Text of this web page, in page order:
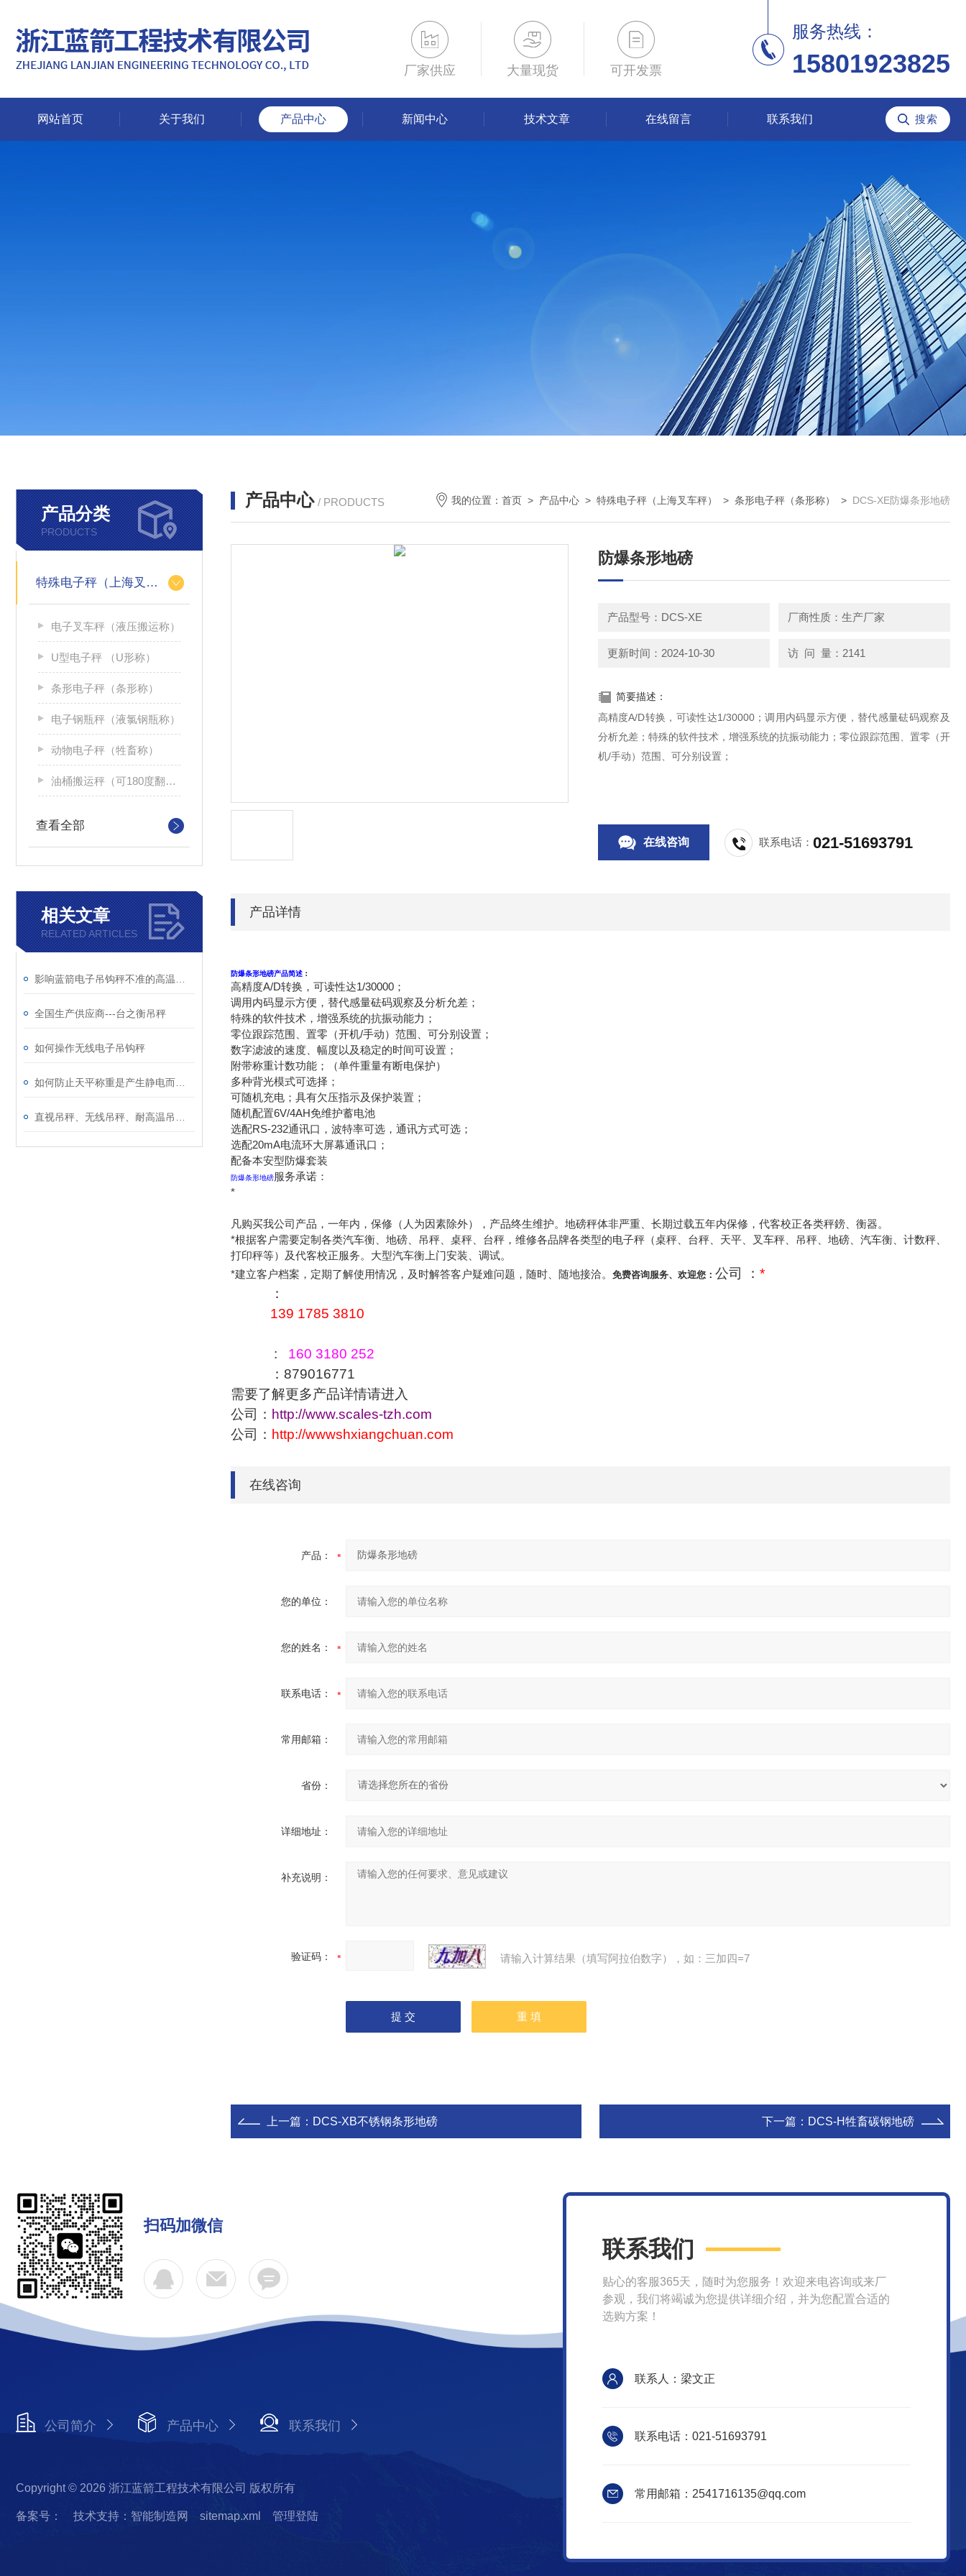
厂家供应 大量现货 可开发票
服务热线：
15801923825
网站首页 关于我们 产品中心 新闻中心 技术文章 在线留言 联系我们
产品分类
PRODUCTS
特殊电子秤（上海叉车秤）
电子叉车秤（液压搬运称）
U型电子秤 （U形称）
条形电子秤（条形称）
电子钢瓶秤（液氯钢瓶称）
动物电子秤（牲畜称）
油桶搬运秤（可180度翻转）
查看全部
相关文章
RELATED ARTICLES
全国生产供应商---台之衡吊秤
如何操作无线电子吊钩秤
产品中心 / PRODUCTS 我的位置： 首页 > 产品中心 > 特殊电子秤（上海叉车秤） > 条形电子秤（条形称） > DCS-XE防爆条形地磅
防爆条形地磅
产品型号：DCS-XE 厂商性质：生产厂家
更新时间：2024-10-30 访 问 量：2141
简要描述：
高精度A/D转换，可读性达1/30000；调用内码显示方便，替代感量砝码观察及
分析允差；特殊的软件技术，增强系统的抗振动能力；零位跟踪范围、置零（开
机/手动）范围、可分别设置；
在线咨询 联系电话：021-51693791
产品详情
防爆条形地磅产品简述 ：
高精度A/D转换，可读性达1/30000 ；
调用内码显示方便，替代感量砝码观察及分析允差；
特殊的软件技术，增强系统的抗振动能力；
零位跟踪范围、置零（开机/手动）范围、可分别设置；
数字滤波的速度、幅度以及稳定的时间可设置；
附带称重计数功能；（单件重量有断电保护）
多种背光模式可选择；
可随机充电；具有欠压指示及保护装置；
随机配置6V/4AH免维护蓄电池
选配RS-232通讯口，波特率可选，通讯方式可选；
选配20mA电流环大屏幕通讯口；
配备本安型防爆套装
防爆条形地磅 服务承诺：
*
凡购买我公司产品，一年内，保修（人为因素除外），产品终生维护。地磅秤体非严重、长期过载五年内保修，代客校正各类秤鎊、衡器。
*根据客户需要定制各类汽车衡、地磅、吊秤、桌秤、台秤， 维修各品牌各类型的电子秤（桌秤、台秤、天平、叉车秤、吊秤、 地磅、汽车衡、计数秤、
打印秤等）及代客校正服务。 大型汽车衡上门安装、调试。
*建立客户档案，定期了解使用情况，及时解答客户疑难问题，随时、随地接洽。 免费咨询服务、欢迎您： 公司 ： *
：
139 1785 3810
: 160 3180 252
：879016771
需要了解更多产品详情请进入
公司： http://www.scales-tzh.com
公司： http://wwwshxiangchuan.com
在线咨询
产品：
您的单位：
您的姓名：
联系电话：
常用邮箱：
省份：
详细地址：
补充说明：
验证码： 请输入计算结果（填写阿拉伯数字），如：三加四=7
上一篇： DCS-XB不锈钢条形地磅 下一篇： DCS-H牲畜碳钢地磅
扫码加微信
公司简介 产品中心 联系我们
Copyright © 2026 浙江蓝箭工程技术有限公司 版权所有
备案号： 技术支持：智能制造网 sitemap.xml 管理登陆
联系我们
贴心的客服365天，随时为您服务！欢迎来电咨询或来厂
参观，我们将竭诚为您提供详细介绍，并为您配置合适的
选购方案！
联系人：梁文正
联系电话：021-51693791
常用邮箱：2541716135@qq.com